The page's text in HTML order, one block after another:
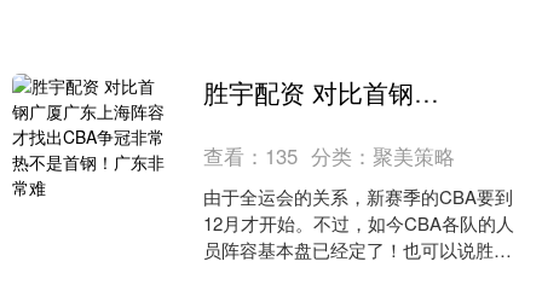
胜宇配资 对比首钢广厦广东上海阵容才找出CBA争冠非常热不是首钢！广东非常难
查看： 135 分类： 聚美策略
由于全运会的关系，新赛季的CBA要到
12月才开始。不过，如今CBA各队的人
员阵容基本盘已经定了！也可以说胜宇